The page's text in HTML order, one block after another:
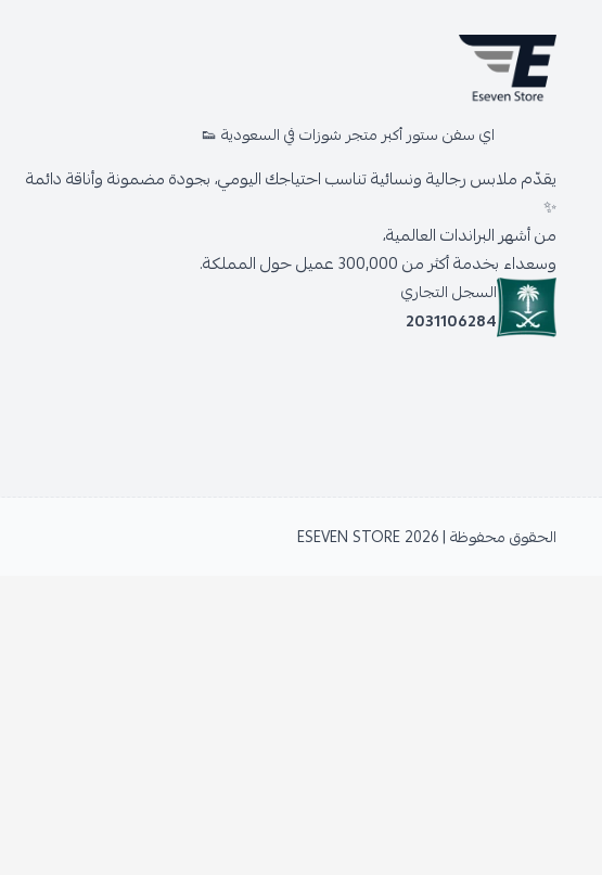
اي سفن ستور أكبر متجر شوزات في السعودية 👟
يقدّم ملابس رجالية ونسائية تناسب احتياجك اليومي، بجودة مضمونة وأناقة دائمة
✨
من أشهر البراندات العالمية،
وسعداء بخدمة أكثر من 300,000 عميل حول المملكة.
السجل التجاري
2031106284
الحقوق محفوظة | 2026 ESEVEN STORE